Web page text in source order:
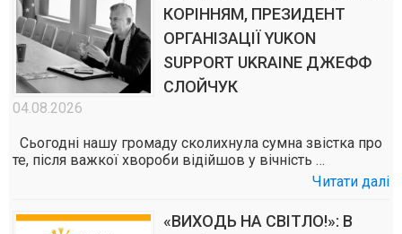
КОРІННЯМ, ПРЕЗИДЕНТ
ОРГАНІЗАЦІЇ YUKON
SUPPORT UKRAINE ДЖЕФФ
СЛОЙЧУК
04.08.2026
Сьогодні нашу громаду сколихнула сумна звістка про
те, після важкої хвороби відійшов у вічність …
Читати далі
«ВИХОДЬ НА СВІТЛО!»: В